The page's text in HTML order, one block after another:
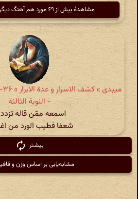
مشاهدهٔ بیش از ۶۹ مورد هم آهنگ دیگر از سنایی
- النوبة الثالثة
اسمعه ممّن قاله
شعفا فطیب الورد من
بیشتر
مشابه‌یابی بر اساس وزن و